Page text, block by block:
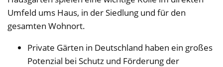
Umfeld ums Haus, in der Siedlung und für den
gesamten Wohnort.
Private Gärten in Deutschland haben ein großes
Potenzial bei Schutz und Förderung der